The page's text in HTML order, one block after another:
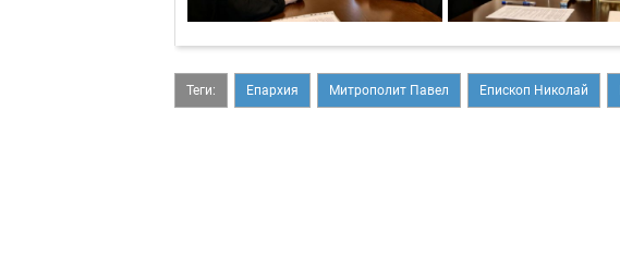
Теги: Епархия Митрополит Павел Епископ Николай